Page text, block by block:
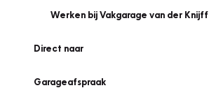
Werken bij Vakgarage van der Knijff
Direct naar
Garageafspraak